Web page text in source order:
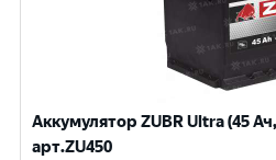
Аккумулятор ZUBR Ultra (45
арт.ZU450